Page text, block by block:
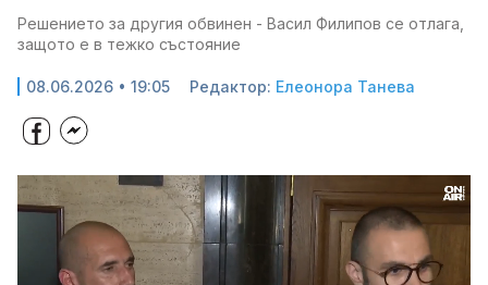
Решението за другия обвинен - Васил Филипов се отлага,
защото е в тежко състояние
08.06.2026 • 19:05 Редактор: Елеонора Танева